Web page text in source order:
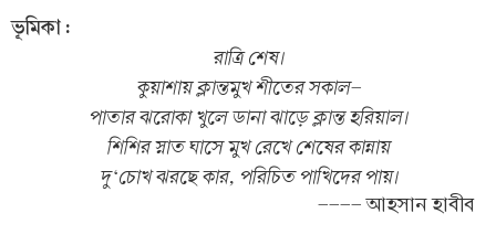
ভূমিকা :
রাত্রি শেষ।
কুয়াশায় ক্লান্তমুখ শীতের সকাল-
পাতার ঝরোকা খুলে ডানা ঝাড়ে ক্লান্ত হরিয়াল।
শিশির স্নাত ঘাসে মুখ রেখে শেষের কান্নায়
দু‘চোখ ঝরছে কার, পরিচিত পাখিদের পায়।
---- আহসান হাবীব